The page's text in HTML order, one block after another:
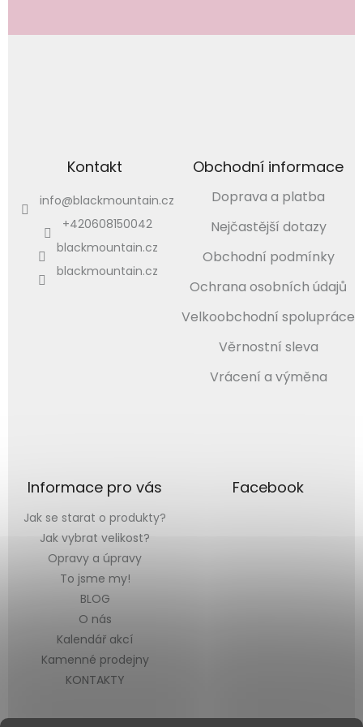
Kontakt
info@blackmountain.cz
+420608150042
blackmountain.cz
blackmountain.cz
Obchodní informace
Doprava a platba
Nejčastější dotazy
Obchodní podmínky
Ochrana osobních údajů
Velkoobchodní spolupráce
Věrnostní sleva
Vrácení a výměna
Informace pro vás
Jak se starat o produkty?
Jak vybrat velikost?
Opravy a úpravy
To jsme my!
BLOG
O nás
Kalendář akcí
Kamenné prodejny
KONTAKTY
Facebook